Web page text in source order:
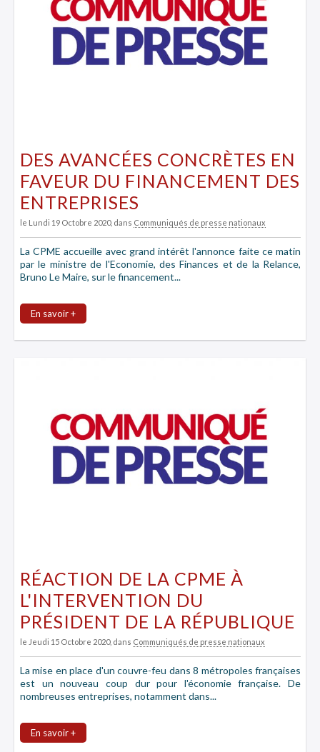
DES AVANCÉES CONCRÈTES EN
FAVEUR DU FINANCEMENT DES
ENTREPRISES
le Lundi 19 Octobre 2020, dans Communiqués de presse nationaux
La CPME accueille avec grand intérêt l'annonce faite ce matin
par le ministre de l'Economie, des Finances et de la Relance,
Bruno Le Maire, sur le financement...
En savoir +
RÉACTION DE LA CPME À
L'INTERVENTION DU
PRÉSIDENT DE LA RÉPUBLIQUE
le Jeudi 15 Octobre 2020, dans Communiqués de presse nationaux
La mise en place d'un couvre-feu dans 8 métropoles françaises
est un nouveau coup dur pour l'économie française. De
nombreuses entreprises, notamment dans...
En savoir +